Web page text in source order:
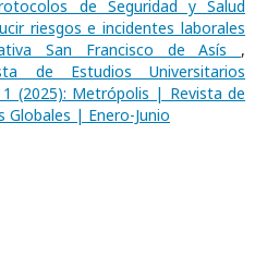
de Seguridad y Salud
riesgos e incidentes laborales
San Francisco de Asís ,
de Estudios Universitarios
1 (2025): Metrópolis | Revista de
Globales | Enero-Junio